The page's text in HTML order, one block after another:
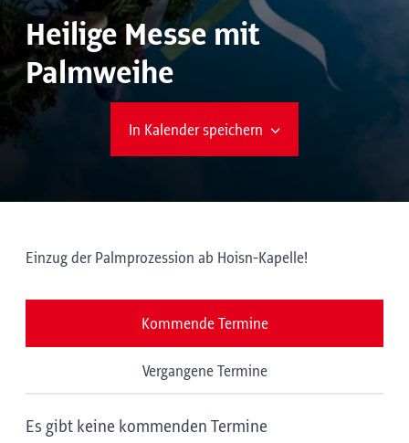
Heilige Messe mit
Palmweihe
In Kalender speichern
Einzug der Palmprozession ab Hoisn-Kapelle!
Kommende Termine
Vergangene Termine
Es gibt keine kommenden Termine